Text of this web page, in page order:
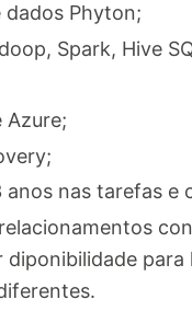
Phyton;
Spark, Hive
Azure;
anos nas tarefas e